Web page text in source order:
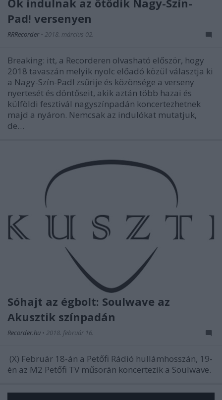
Pad! versenyen
RRRecorder • 2018. március 02.
Breaking: itt, a Recorderen olvasható először, hogy
2018 tavaszán melyik nyolc előadó közül választja ki
a Nagy-Szín-Pad! zsűrije és közönsége a verseny
nyertesét és döntőseit, akik aztán több hazai és
külföldi fesztivál nagyszínpadán koncertezhetnek
majd a nyáron. Nemcsak az indulókat mutatjuk,
de…
Sóhajt az égbolt: Soulwave az
Akusztik színpadán
Recorder.hu • 2018. február 16.
(X) Február 18-án a Petőfi Rádió hullámhosszán, 19-
én az M2 Petőfi TV műsorán koncertezik a Soulwave.